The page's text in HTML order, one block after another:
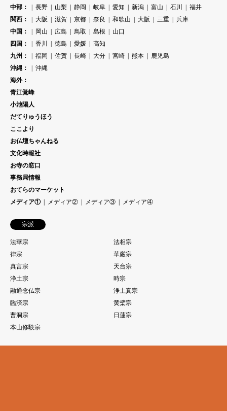
中部：
長野 山梨 静岡 岐阜 愛知 新潟 富山 石川
福井
関西：
大阪 滋賀 京都 奈良 和歌山 大阪 三重
兵庫
中国：
岡山 広島 鳥取 島根
山口
四国：
香川 徳島 愛媛
高知
九州：
福岡 佐賀 長崎 大分 宮崎 熊本
鹿児島
沖縄：
沖縄
海外：
青江覚峰
小池陽人
だてりゅうほう
ここより
お仏壇ちゃんねる
文化時報社
お寺の窓口
事務局情報
おてらのマーケット
メディア①
メディア② メディア③ メディア④
宗派
法華宗
法相宗
律宗
華厳宗
真言宗
天台宗
浄土宗
時宗
融通念仏宗
浄土真宗
臨済宗
黄檗宗
曹洞宗
日蓮宗
本山修験宗